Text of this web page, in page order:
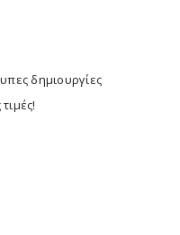
δημιουργίες